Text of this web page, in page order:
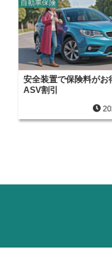
自動車保険
安全装置で保険料がお
ASV割引